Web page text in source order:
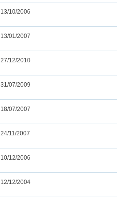
13/10/2006
13/01/2007
27/12/2010
31/07/2009
18/07/2007
24/11/2007
10/12/2006
12/12/2004